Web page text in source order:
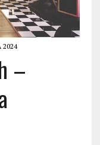
2024
–